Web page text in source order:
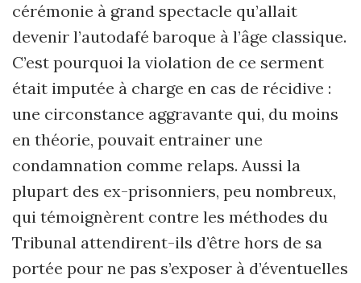
cérémonie à grand spectacle qu’allait
devenir l’autodafé baroque à l’âge classique.
C’est pourquoi la violation de ce serment
était imputée à charge en cas de récidive :
une circonstance aggravante qui, du moins
en théorie, pouvait entrainer une
condamnation comme relaps. Aussi la
plupart des ex-prisonniers, peu nombreux,
qui témoignèrent contre les méthodes du
Tribunal attendirent-ils d’être hors de sa
portée pour ne pas s’exposer à d’éventuelles